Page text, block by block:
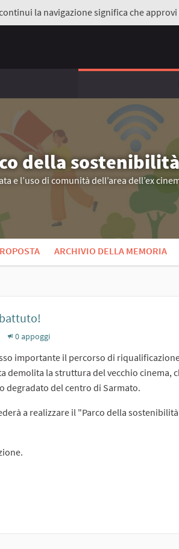
la navigazione significa che
della
e l’uso di comunità dell’area dell’ex
ARCHIVIO DELLA MEMORIA
0 appoggi
importante il percorso di
demolita la struttura del vecchio cinema,
degradato del centro di Sarmato.
a realizzare il "Parco della